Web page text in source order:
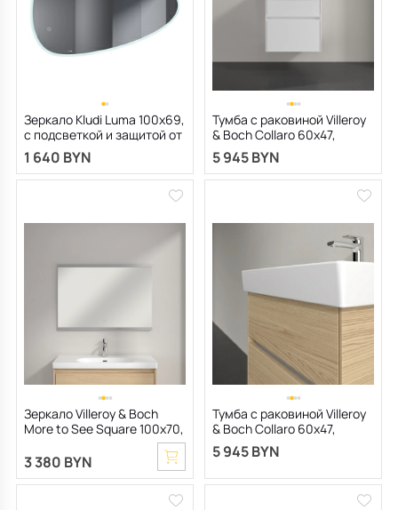
Зеркало Kludi Luma 100х69,
с подсветкой и защитой от
запотевания
1 640 BYN
Тумба с раковиной Villeroy
& Boch Collaro 60х47,
подвесная, Glossy White
5 945 BYN
Зеркало Villeroy & Boch
More to See Square 100x70,
3 380 BYN
Тумба с раковиной Villeroy
& Boch Collaro 60х47,
подвесная, Nordic Oak
5 945 BYN